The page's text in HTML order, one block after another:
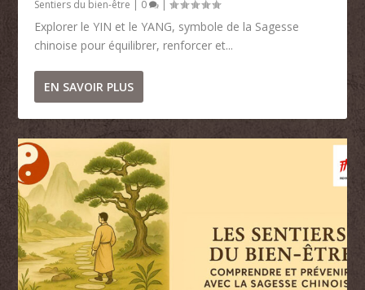
Sentiers du bien-être | 0 |
Explorer le YIN et le YANG, symbole de la Sagesse
chinoise pour équilibrer, renforcer et...
EN SAVOIR PLUS